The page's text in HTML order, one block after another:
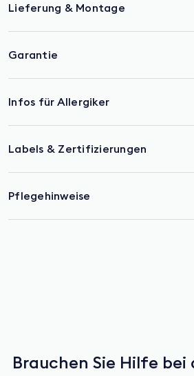
Lieferung & Montage
Garantie
Infos für Allergiker
Labels & Zertifizierungen
Pflegehinweise
Brauchen Sie Hilfe bei